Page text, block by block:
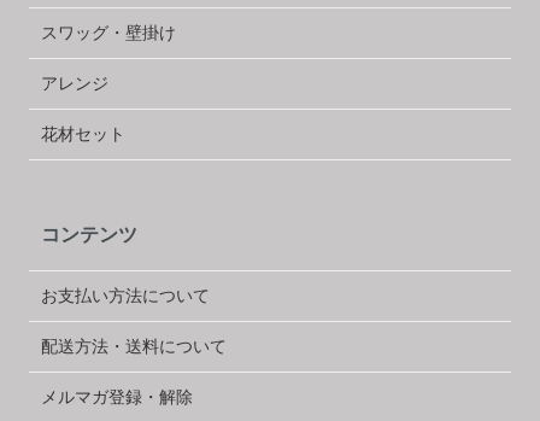
スワッグ・壁掛け
アレンジ
花材セット
コンテンツ
お支払い方法について
配送方法・送料について
メルマガ登録・解除